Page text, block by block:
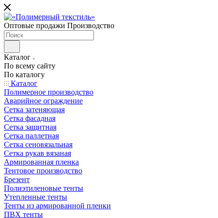
Оптовые продажи Производство
Каталог
По всему сайту
По каталогу
Каталог
Полимерное производство
Аварийное ограждение
Сетка затеняющая
Сетка фасадная
Сетка защитная
Сетка паллетная
Сетка сеновязальная
Сетка рукав вязаная
Армированная пленка
Тентовое производство
Брезент
Полиэтиленовые тенты
Утепленные тенты
Тенты из армированной пленки
ПВХ тенты